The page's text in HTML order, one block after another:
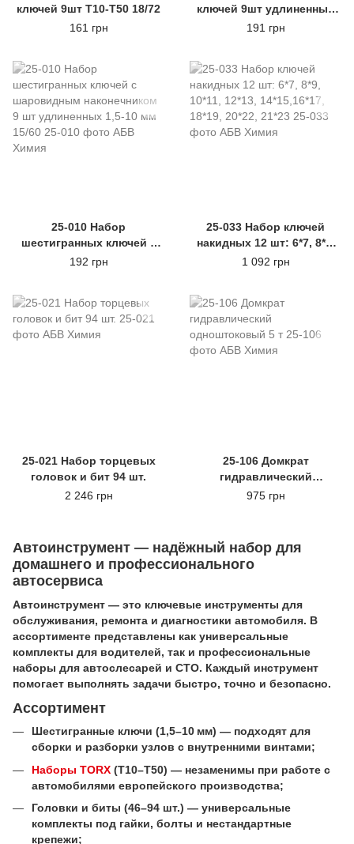
ключей 9шт Т10-Т50 18/72
161 грн
ключей 9шт удлиненных
Т10-Т50 15/60
191 грн
25-010 Набор
шестигранных ключей с
шаровидным
15/60
192 грн
25-033 Набор ключей
накидных 12 шт: 6*7, 8*9,
10*11, 12*13, 14*15,16*17,
1 092 грн
25-021 Набор торцевых
головок и бит 94 шт.
2 246 грн
25-106 Домкрат
гидравлический
одноштоковый 5 т
975 грн
Автоинструмент — надёжный набор для
домашнего и профессионального
автосервиса
Автоинструмент — это ключевые инструменты для
обслуживания, ремонта и диагностики автомобиля. В
ассортименте представлены как универсальные
комплекты для водителей, так и профессиональные
наборы для автослесарей и СТО. Каждый инструмент
помогает выполнять задачи быстро, точно и безопасно.
Ассортимент
Шестигранные ключи (1,5–10 мм) — подходят для
сборки и разборки узлов с внутренними винтами;
Наборы TORX (T10–T50) — незаменимы при работе с
автомобилями европейского производства;
Головки и биты (46–94 шт.) — универсальные
комплекты под гайки, болты и нестандартные
крепежи;